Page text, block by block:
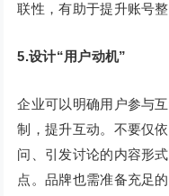
联性，有助于提升账号
5.设计“用户动机”
企业可以明确用户参与
制，提升互动。不要仅
问、引发讨论的内容形
点。品牌也需准备充足